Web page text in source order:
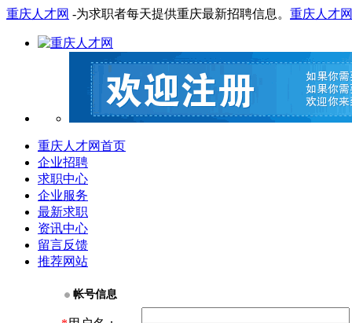
重庆人才网 -为求职者每天提供重庆最新招聘信息。 重庆人才网
重庆人才网首页
企业招聘
求职中心
企业服务
最新求职
资讯中心
留言反馈
推荐网站
帐号信息